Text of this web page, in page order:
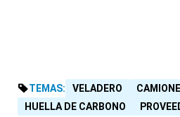
TEMAS: VELADERO
HUELLA DE CARBONO